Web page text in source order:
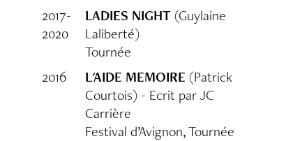
2017-
2020
LADIES NIGHT (Guylaine
Laliberté)
Tournée
2016
L'AIDE MEMOIRE (Patrick
Courtois) - Ecrit par JC
Carrière
Festival d’Avignon, Tournée